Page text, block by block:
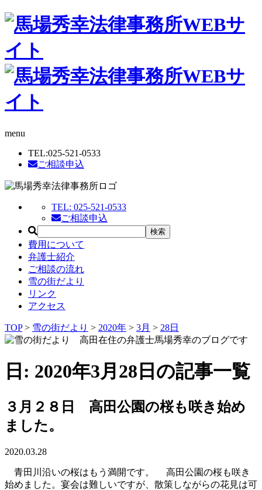
menu
TEL:025-521-0533
ご相談申込
TEL: 025-521-0533
ご相談申込
費用について
弁護士紹介
ご相談の流れ
雪の街だより
リンク
アクセス
TOP> 雪の街だより > 2020年 > 3月 > 28日
日: 2020年3月28日の記事一覧
３月２８日 高田公園の桜も咲き始め
ました。
2020.03.28
青田川沿いの桜はもう満開です。 高田公園の桜も咲き
始めました。宴会は難しいですが、散策しながらの花見は可